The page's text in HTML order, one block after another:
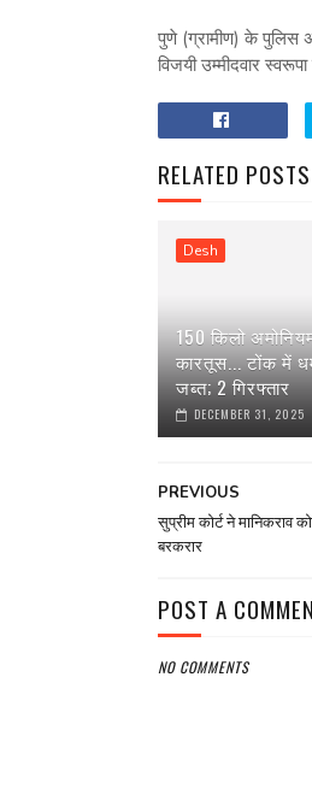
पुणे (ग्रामीण) के पुलिस
विजयी उम्मीदवार
RELATED POSTS
Desh
150 किलो
कारतूस... टोंक में
जब्त; 2 गिरफ्तार
DECEMBER 31, 2025
PREVIOUS
सुप्रीम कोर्ट ने मानिकराव
बरकरार
POST A
NO COMMENTS